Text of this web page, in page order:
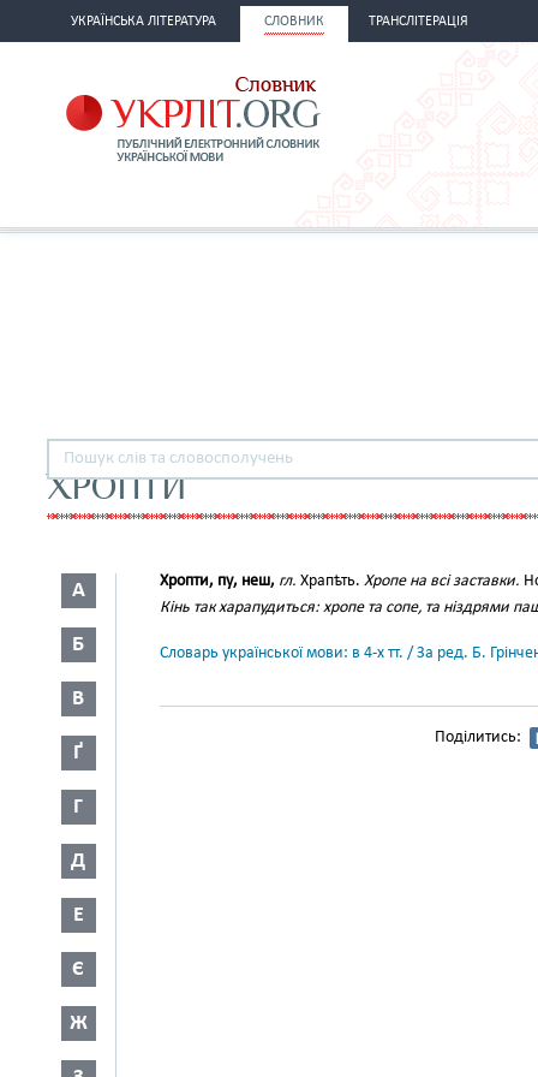
УКРАЇНСЬКА ЛІТЕРАТУРА СЛОВНИК ТРАНСЛІТЕРАЦІЯ
ХРОПТИ
А
Б
В
Ґ
Г
Д
Е
Є
Ж
Хропти, пу, неш, гл. Храпѣть. Хропе на всі заставки.
Кінь так харапудиться: хропе та сопе, та ніздрями
Словарь української мови: в 4-х тт. / За ред. Б.
Поділитись: